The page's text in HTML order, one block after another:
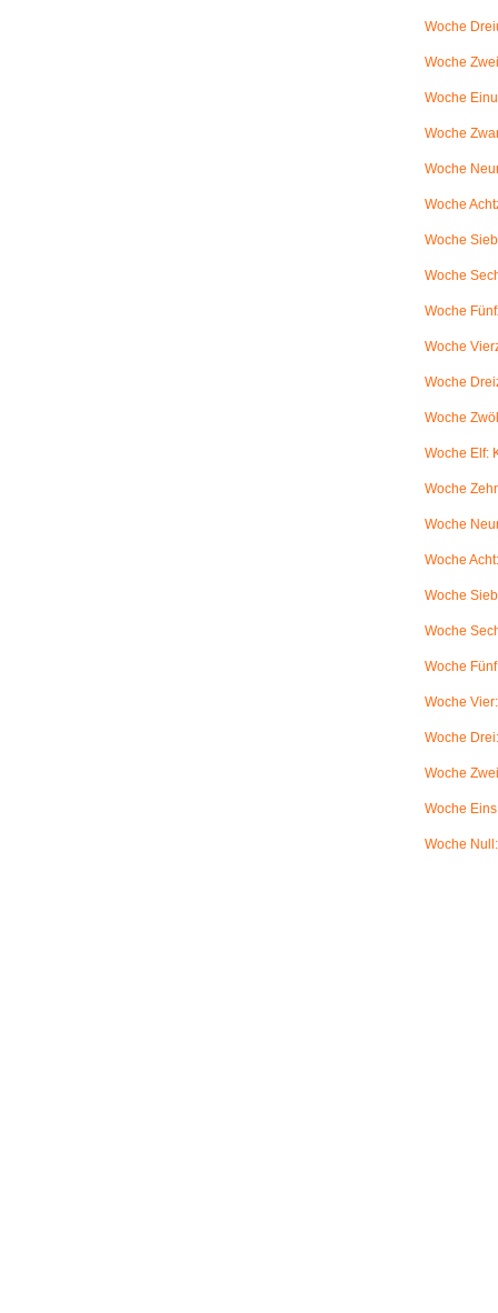
Woche
Woche
Woche
Woche
Woche
Woche
Woche
Woche
Woche
Woche
Woche
Woche
Woche Elf:
Woche
Woche
Woche
Woche
Woche
Woche
Woche
Woche
Woche
Woche
Woche